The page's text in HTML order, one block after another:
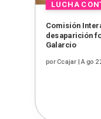
Comisión
desaparición
Galarcio
porCcajar|Ago